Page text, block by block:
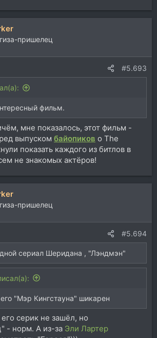
пришелец
#5.693
фильм.
мне показалось, этот фильм -
выпуском байопиков о The
показать каждого из битлов в
не знакомых актёров!
пришелец
#5.694
сериал Шеридана , "Лэндмэн"
"Мэр Кингстауна" шикарен
серик не зашёл, но
- норм. А из-за Эли Лартер